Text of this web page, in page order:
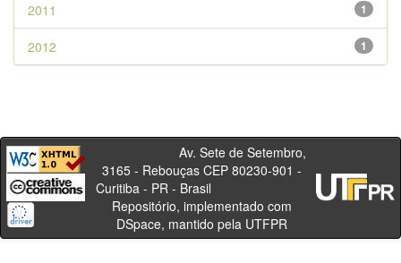
1
2011
1
2012
Av. Sete de Setembro,
3165 - Rebouças CEP 80230-901 -
Curitiba - PR - Brasil
Repositório, implementado com
DSpace, mantido pela UTFPR